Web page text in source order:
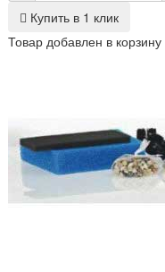
Купить в 1 клик
Товар добавлен в корзину